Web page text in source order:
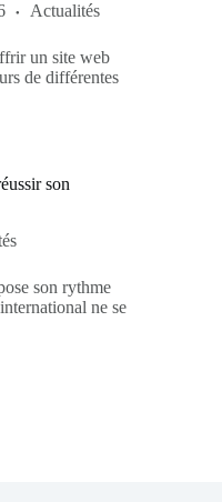
Actualités
un site web
de différentes
son
son rythme
ne se